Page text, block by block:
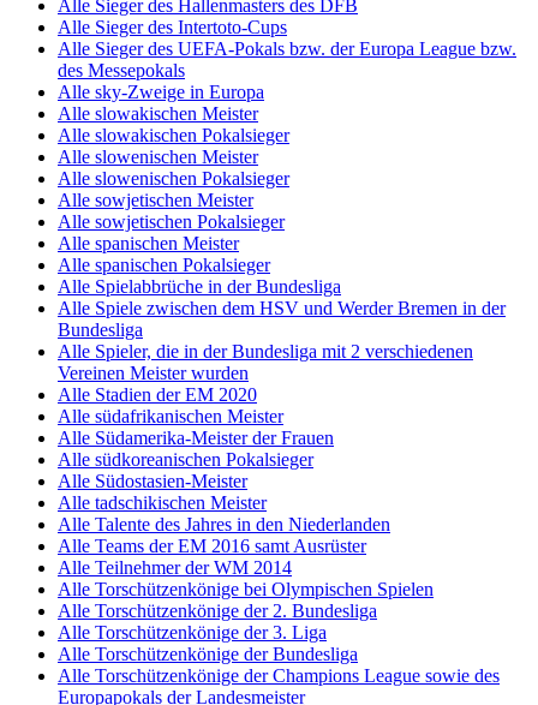
Alle Sieger des Hallenmasters des DFB
Alle Sieger des Intertoto-Cups
Alle Sieger des UEFA-Pokals bzw. der Europa League bzw.
des Messepokals
Alle sky-Zweige in Europa
Alle slowakischen Meister
Alle slowakischen Pokalsieger
Alle slowenischen Meister
Alle slowenischen Pokalsieger
Alle sowjetischen Meister
Alle sowjetischen Pokalsieger
Alle spanischen Meister
Alle spanischen Pokalsieger
Alle Spielabbrüche in der Bundesliga
Alle Spiele zwischen dem HSV und Werder Bremen in der
Bundesliga
Alle Spieler, die in der Bundesliga mit 2 verschiedenen
Vereinen Meister wurden
Alle Stadien der EM 2020
Alle südafrikanischen Meister
Alle Südamerika-Meister der Frauen
Alle südkoreanischen Pokalsieger
Alle Südostasien-Meister
Alle tadschikischen Meister
Alle Talente des Jahres in den Niederlanden
Alle Teams der EM 2016 samt Ausrüster
Alle Teilnehmer der WM 2014
Alle Torschützenkönige bei Olympischen Spielen
Alle Torschützenkönige der 2. Bundesliga
Alle Torschützenkönige der 3. Liga
Alle Torschützenkönige der Bundesliga
Alle Torschützenkönige der Champions League sowie des
Europapokals der Landesmeister